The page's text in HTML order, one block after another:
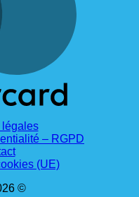
légales
– RGPD
(UE)
©